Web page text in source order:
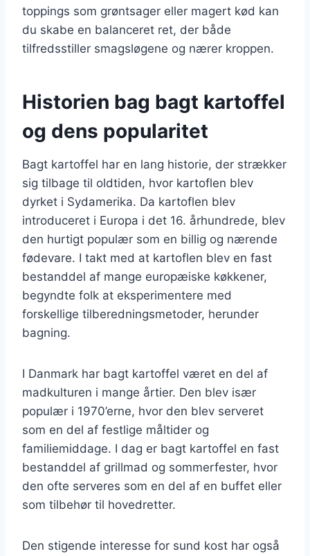
toppings som grøntsager eller magert kød kan
du skabe en balanceret ret, der både
tilfredsstiller smagsløgene og nærer kroppen.
Historien bag bagt kartoffel
og dens popularitet
Bagt kartoffel har en lang historie, der strækker
sig tilbage til oldtiden, hvor kartoflen blev
dyrket i Sydamerika. Da kartoflen blev
introduceret i Europa i det 16. århundrede, blev
den hurtigt populær som en billig og nærende
fødevare. I takt med at kartoflen blev en fast
bestanddel af mange europæiske køkkener,
begyndte folk at eksperimentere med
forskellige tilberedningsmetoder, herunder
bagning.
I Danmark har bagt kartoffel været en del af
madkulturen i mange årtier. Den blev især
populær i 1970’erne, hvor den blev serveret
som en del af festlige måltider og
familiemiddage. I dag er bagt kartoffel en fast
bestanddel af grillmad og sommerfester, hvor
den ofte serveres som en del af en buffet eller
som tilbehør til hovedretter.
Den stigende interesse for sund kost har også